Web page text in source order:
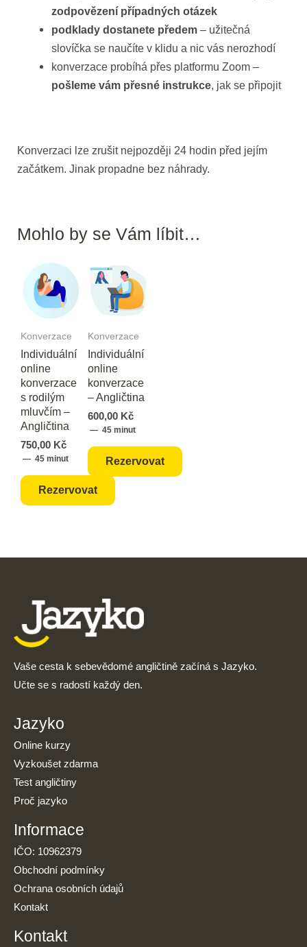
zodpovězení případných otázek
podklady dostanete předem– užitečná
slovíčka se naučíte v klidu a nic vás nerozhodí
konverzace probíhá přes platformu Zoom –
pošleme vám přesné instrukce, jak se připojit
Konverzaci lze zrušit nejpozději 24 hodin před jejím
začátkem. Jinak propadne bez náhrady.
Mohlo by se Vám líbit…
Konverzace
Individuální
online
konverzace
s rodilým
mluvčím –
Angličtina
750,00 Kč
45 minut
Rezervovat
Konverzace
Individuální
online
konverzace
– Angličtina
600,00 Kč
45 minut
Rezervovat
Vaše cesta k sebevědomé angličtině začíná s Jazyko.
Učte se s radostí každý den.
Jazyko
Online kurzy
Vyzkoušet zdarma
Test angličtiny
Proč jazyko
Informace
IČO: 10962379
Obchodní podmínky
Ochrana osobních údajů
Kontakt
Kontakt